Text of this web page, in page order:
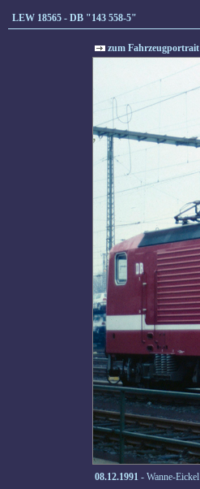
LEW 18565 - DB "143 558-5"
zum Fahrzeugportrait
08.12.1991 - Wanne-Eickel